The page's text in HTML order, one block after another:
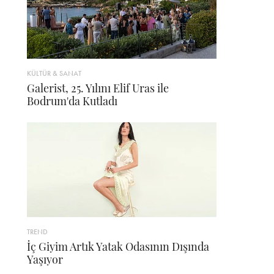
KÜLTÜR & SANAT
Galerist, 25. Yılını Elif Uras ile
Bodrum'da Kutladı
TREND
İç Giyim Artık Yatak Odasının Dışında
Yaşıyor